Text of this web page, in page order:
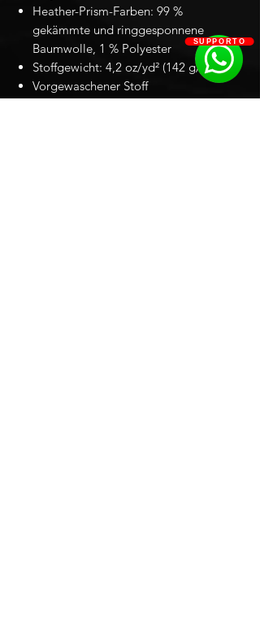
Heather-Prism-Farben: 99 %
gekämmte und ringgesponnene
Baumwolle, 1 % Polyester
Stoffgewicht: 4,2 oz/yd² (142 g/m²)
Vorgewaschener Stoff
SUPPORTO